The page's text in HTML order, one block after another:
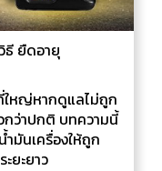
ธี ยืดอายุ
ใหญ่หากดูแลไม่ถูก
กว่าปกติ บทความนี้
มันเครื่องให้ถูก
ยะยาว